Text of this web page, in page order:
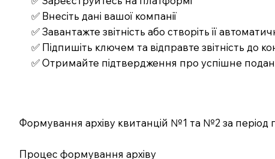
✅ Внесіть дані вашої компанії
✅ Завантажте звітність або створіть її
✅ Підпишіть ключем та відправте звітність до
✅ Отримайте підтвердження про успішне
Формування архіву квитанцій №1 та №2 за період
Процес формування архіву